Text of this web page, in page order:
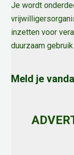
Je wordt
inzetten voor
duurzaam
Meld je